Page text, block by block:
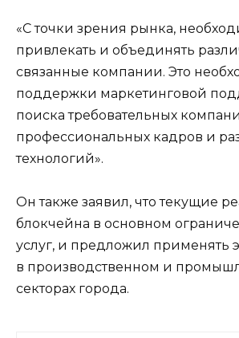
«С точки зрения рынка,
привлекать и объединять
связанные компании. Это
поддержки маркетинговой
поиска требовательных
профессиональных кадров и
технологий».
Он также заявил, что текущие
блокчейна в основном
услуг, и предложил применять
в производственном и
секторах города.